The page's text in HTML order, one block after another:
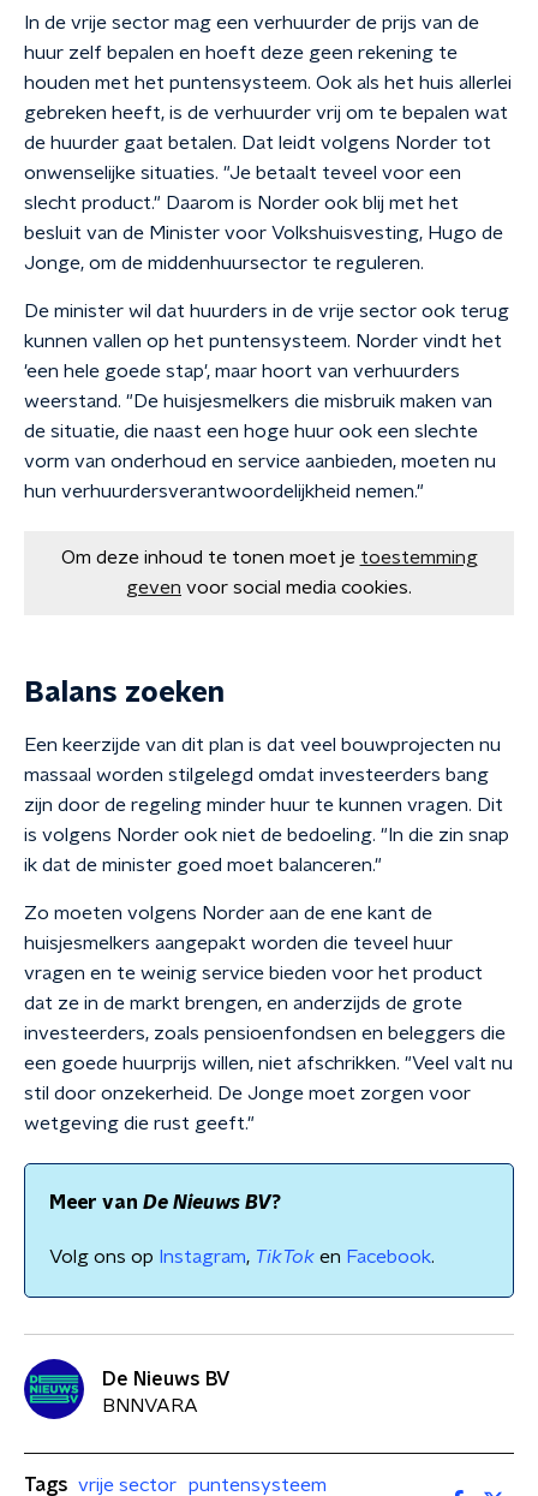
In de vrije sector mag een verhuurder de prijs van de
huur zelf bepalen en hoeft deze geen rekening te
houden met het puntensysteem. Ook als het huis allerlei
gebreken heeft, is de verhuurder vrij om te bepalen wat
de huurder gaat betalen. Dat leidt volgens Norder tot
onwenselijke situaties. "Je betaalt teveel voor een
slecht product." Daarom is Norder ook blij met het
besluit van de Minister voor Volkshuisvesting, Hugo de
Jonge, om de middenhuursector te reguleren.
De minister wil dat huurders in de vrije sector ook terug
kunnen vallen op het puntensysteem. Norder vindt het
'een hele goede stap', maar hoort van verhuurders
weerstand. "De huisjesmelkers die misbruik maken van
de situatie, die naast een hoge huur ook een slechte
vorm van onderhoud en service aanbieden, moeten nu
hun verhuurdersverantwoordelijkheid nemen."
Om deze inhoud te tonen moet je toestemming
geven voor social media cookies.
Balans zoeken
Een keerzijde van dit plan is dat veel bouwprojecten nu
massaal worden stilgelegd omdat investeerders bang
zijn door de regeling minder huur te kunnen vragen. Dit
is volgens Norder ook niet de bedoeling. "In die zin snap
ik dat de minister goed moet balanceren."
Zo moeten volgens Norder aan de ene kant de
huisjesmelkers aangepakt worden die teveel huur
vragen en te weinig service bieden voor het product
dat ze in de markt brengen, en anderzijds de grote
investeerders, zoals pensioenfondsen en beleggers die
een goede huurprijs willen, niet afschrikken. "Veel valt nu
stil door onzekerheid. De Jonge moet zorgen voor
wetgeving die rust geeft."
Meer van De Nieuws BV?
Volg ons op Instagram, TikTok en Facebook.
De Nieuws BV
BNNVARA
Tags vrije sector
puntensysteem